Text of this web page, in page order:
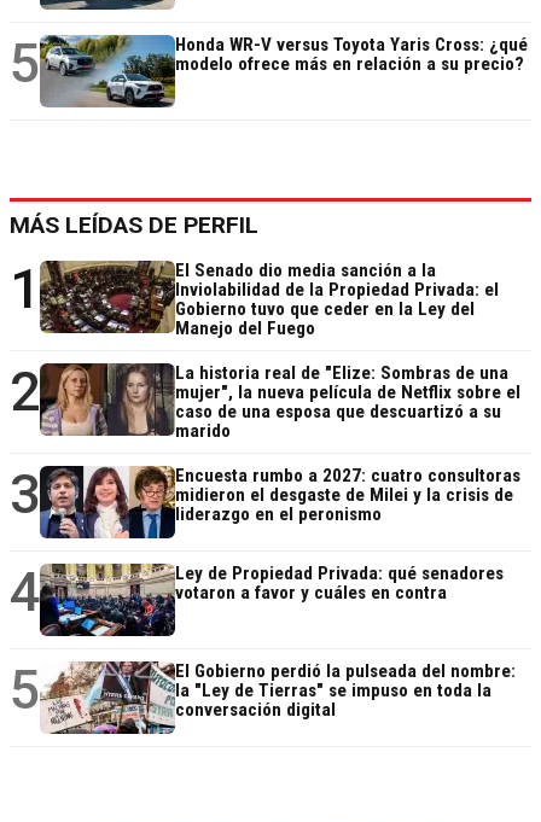
5
Honda WR-V versus Toyota Yaris Cross: ¿qué
modelo ofrece más en relación a su precio?
MÁS LEÍDAS DE PERFIL
1
El Senado dio media sanción a la
Inviolabilidad de la Propiedad Privada: el
Gobierno tuvo que ceder en la Ley del
Manejo del Fuego
2
La historia real de "Elize: Sombras de una
mujer", la nueva película de Netflix sobre el
caso de una esposa que descuartizó a su
marido
3
Encuesta rumbo a 2027: cuatro consultoras
midieron el desgaste de Milei y la crisis de
liderazgo en el peronismo
4
Ley de Propiedad Privada: qué senadores
votaron a favor y cuáles en contra
5
El Gobierno perdió la pulseada del nombre:
la "Ley de Tierras" se impuso en toda la
conversación digital